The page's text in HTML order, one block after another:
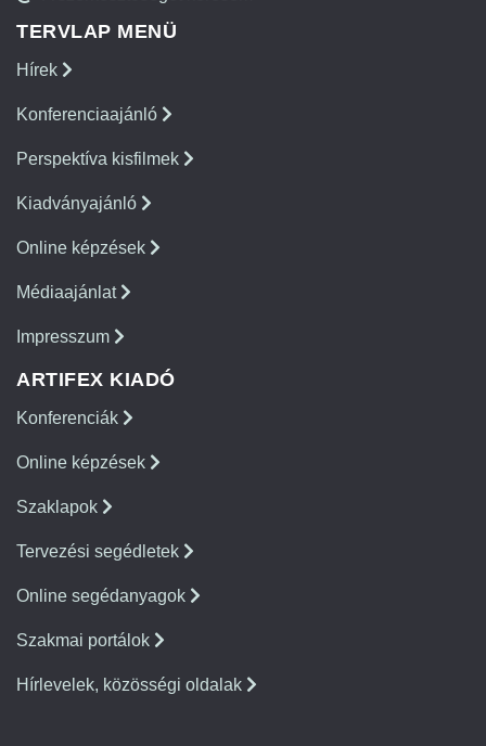
TERVLAP MENÜ
Hírek
Konferenciaajánló
Perspektíva kisfilmek
Kiadványajánló
Online képzések
Médiaajánlat
Impresszum
ARTIFEX KIADÓ
Konferenciák
Online képzések
Szaklapok
Tervezési segédletek
Online segédanyagok
Szakmai portálok
Hírlevelek, közösségi oldalak